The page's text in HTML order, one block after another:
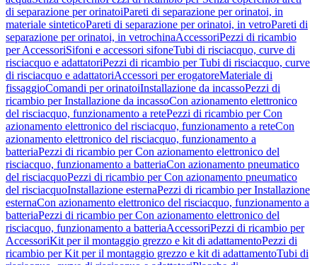
di separazione per orinatoiPareti di separazione per orinatoi, in
materiale sinteticoPareti di separazione per orinatoi, in vetroPareti di
separazione per orinatoi, in vetrochinaAccessoriPezzi di ricambio
per AccessoriSifoni e accessori sifoneTubi di risciacquo, curve di
risciacquo e adattatoriPezzi di ricambio per Tubi di risciacquo, curve
di risciacquo e adattatoriAccessori per erogatoreMateriale di
fissaggioComandi per orinatoiInstallazione da incassoPezzi di
ricambio per Installazione da incassoCon azionamento elettronico
del risciacquo, funzionamento a retePezzi di ricambio per Con
azionamento elettronico del risciacquo, funzionamento a reteCon
azionamento elettronico del risciacquo, funzionamento a
batteriaPezzi di ricambio per Con azionamento elettronico del
risciacquo, funzionamento a batteriaCon azionamento pneumatico
del risciacquoPezzi di ricambio per Con azionamento pneumatico
del risciacquoInstallazione esternaPezzi di ricambio per Installazione
esternaCon azionamento elettronico del risciacquo, funzionamento a
batteriaPezzi di ricambio per Con azionamento elettronico del
risciacquo, funzionamento a batteriaAccessoriPezzi di ricambio per
AccessoriKit per il montaggio grezzo e kit di adattamentoPezzi di
ricambio per Kit per il montaggio grezzo e kit di adattamentoTubi di